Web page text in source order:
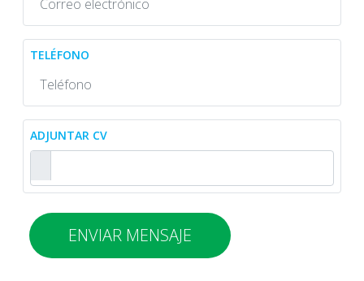
TELÉFONO
ADJUNTAR CV
ENVIAR MENSAJE